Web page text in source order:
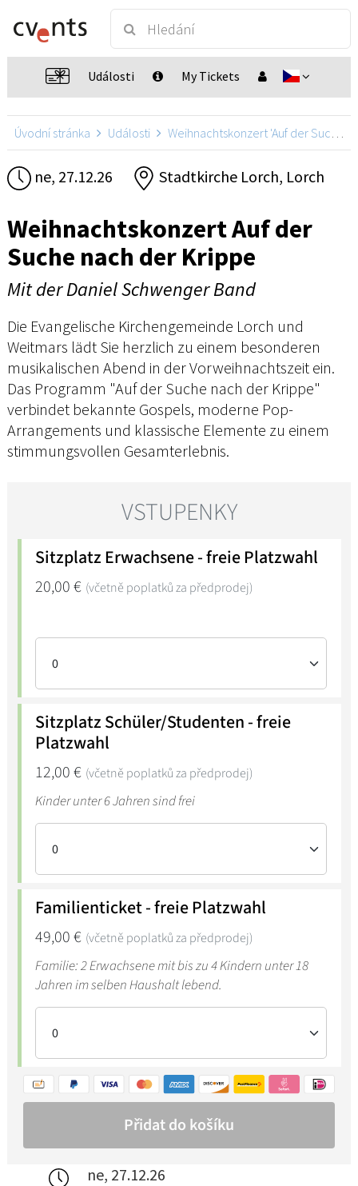
Události My Tickets
Úvodní stránka Události Weihnachtskonzert 'Auf der Suche nach der Krippe'
ne, 27.12.26 Stadtkirche Lorch, Lorch
Weihnachtskonzert Auf der
Suche nach der Krippe
Mit der Daniel Schwenger Band
Die Evangelische Kirchengemeinde Lorch und
Weitmars lädt Sie herzlich zu einem besonderen
musikalischen Abend in der Vorweihnachtszeit ein.
Das Programm "Auf der Suche nach der Krippe"
verbindet bekannte Gospels, moderne Pop-
Arrangements und klassische Elemente zu einem
stimmungsvollen Gesamterlebnis.
ne, 27.12.26